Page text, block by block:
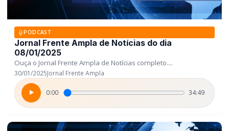
PODCAST
Jornal Frente Ampla de Notícias do dia
08/01/2025
Ouça o Jornal Frente Ampla de Notícias completo....
30/01/2025Jornal Frente Ampla
0:00 34:49